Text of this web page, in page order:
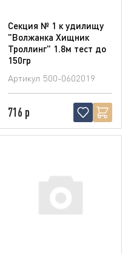
Секция № 1 к удилищу
"Волжанка Хищник
Троллинг" 1.8м тест до
150гр
Артикул 500-0602019
716 р